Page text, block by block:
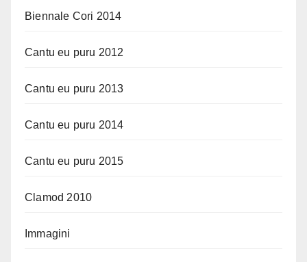
Biennale Cori 2014
Cantu eu puru 2012
Cantu eu puru 2013
Cantu eu puru 2014
Cantu eu puru 2015
Clamod 2010
Immagini